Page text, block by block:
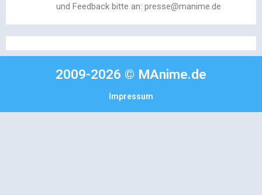
und Feedback bitte an: presse@manime.de
2009-2026 © MAnime.de
Impressum